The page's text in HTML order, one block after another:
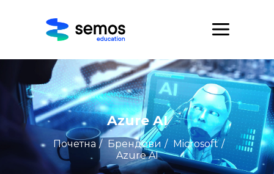
Azure AI
Почетна / Брендови / Microsoft /
Azure AI